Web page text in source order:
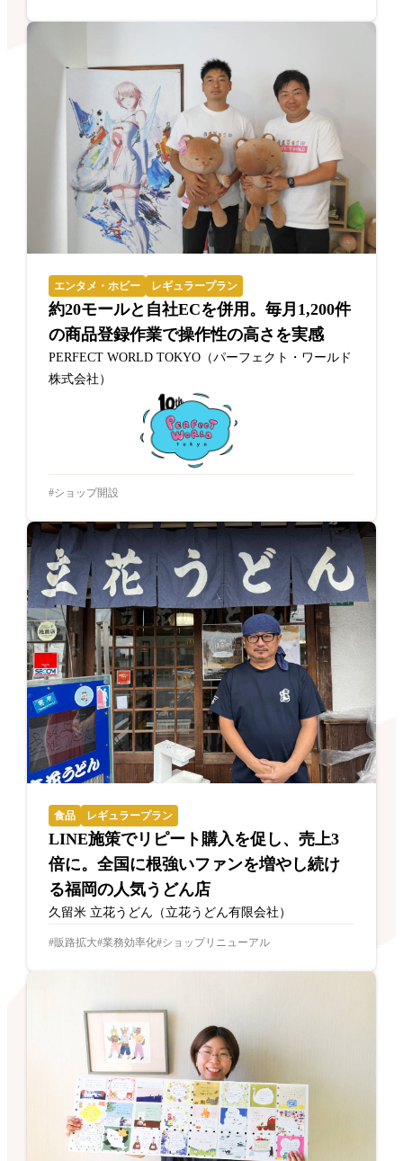
エンタメ・ホビー レギュラープラン
約20モールと自社ECを併用。毎月1,200件
の商品登録作業で操作性の高さを実感
PERFECT WORLD TOKYO（パーフェクト・ワールド
株式会社）
ショップ開設
食品 レギュラープラン
LINE施策でリピート購入を促し、売上3
倍に。全国に根強いファンを増やし続け
る福岡の人気うどん店
久留米 立花うどん（立花うどん有限会社）
販路拡大 業務効率化 ショップリニューアル